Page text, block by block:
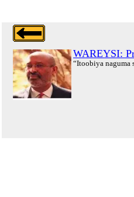
WAREYSI:
“Itoobiya naguma